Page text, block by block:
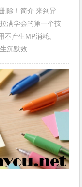
除！简介:来到异
满学会的第一个技
不产生MP消耗。
沉默效 …